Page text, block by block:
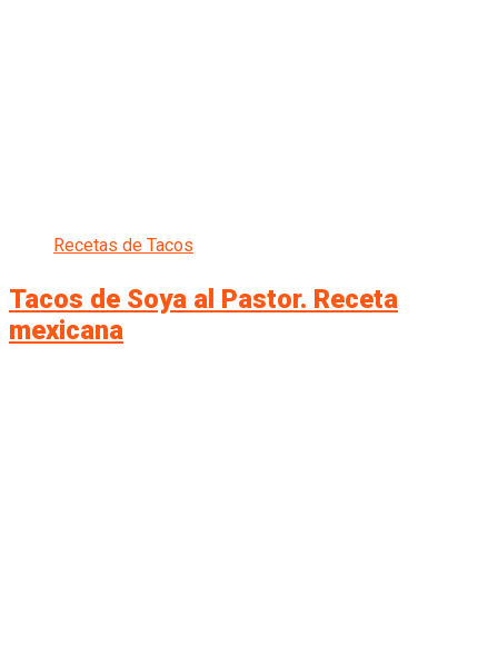
Recetas de Tacos
Tacos de Soya al Pastor. Receta
mexicana